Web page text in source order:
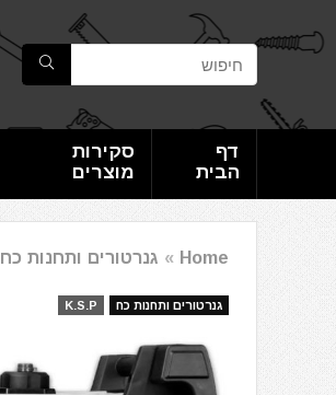
דף
הבית
סקירות
מוצרים
Home
» גנרטורים ותחנות כח
גנרטורים ותחנות כח K.S.P